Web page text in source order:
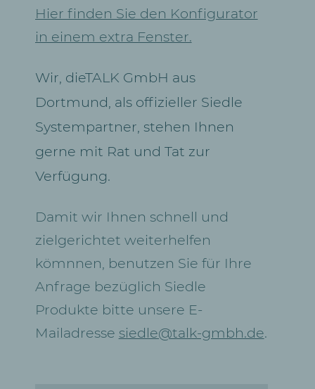
Hier finden Sie den Konfigurator
in einem extra Fenster.
Wir, dieTALK GmbH aus
Dortmund, als offizieller Siedle
Systempartner, stehen Ihnen
gerne mit Rat und Tat zur
Verfügung.
Damit wir Ihnen schnell und
zielgerichtet weiterhelfen
kömnnen, benutzen Sie für Ihre
Anfrage bezüglich Siedle
Produkte bitte unsere E-
Mailadresse siedle@talk-gmbh.de.